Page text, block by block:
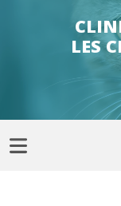
LES